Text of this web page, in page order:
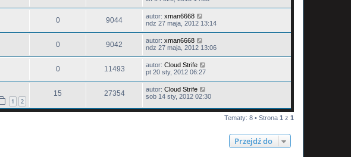
0 9044 autor: xman6668
ndz 27 maja, 2012 13:14
0 9042 autor: xman6668
ndz 27 maja, 2012 13:06
0 11493 autor: Cloud Strife
pt 20 sty, 2012 06:27
1 2
15 27354 autor: Cloud Strife
sob 14 sty, 2012 02:30
Tematy: 8 • Strona 1 z 1
Przejdź do